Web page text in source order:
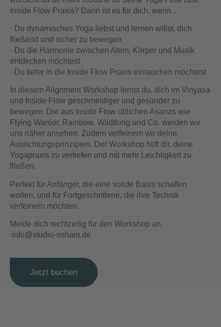
Inside Flow Praxis? Dann ist es für dich, wenn…
· Du dynamisches Yoga liebst und lernen willst, dich
fließend und sicher zu bewegen
· Du die Harmonie zwischen Atem, Körper und Musik
entdecken möchtest
· Du tiefer in die Inside Flow Praxis eintauchen möchtest
In diesem Alignment Workshop lernst du, dich im Vinyasa
und Inside Flow geschmeidiger und gesünder zu
bewegen. Die aus Inside Flow üblichen Asanas wie
Flying Warrior, Rainbow, Wildthing und Co. werden wir
uns näher ansehen. Zudem verfeinern wir deine
Ausrichtungsprinzipien. Der Workshop hilft dir, deine
Yogapraxis zu vertiefen und mit mehr Leichtigkeit zu
fließen.
Perfekt für Anfänger, die eine solide Basis schaffen
wollen, und für Fortgeschrittene, die ihre Technik
verfeinern möchten.
Melde dich rechtzeitig für den Workshop an.
info@studio-soham.de
Jetzt buchen